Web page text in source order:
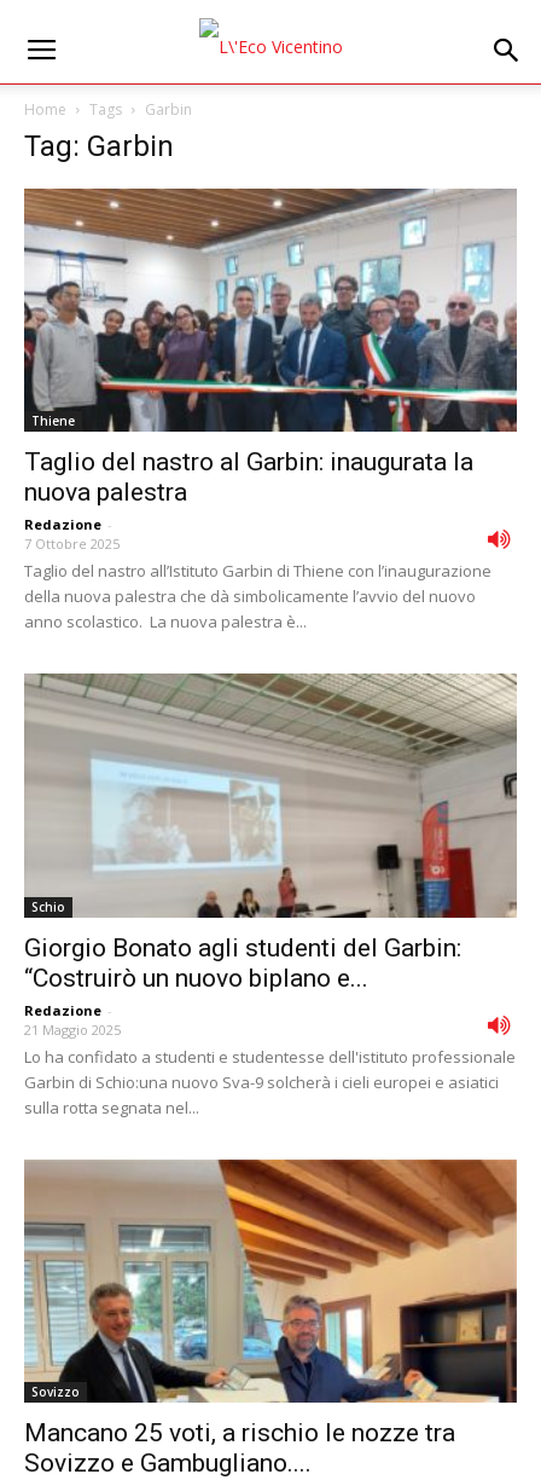
Home Tags Garbin
Tag: Garbin
Thiene
Taglio del nastro al Garbin: inaugurata la
nuova palestra
Redazione -
7 Ottobre 2025
Taglio del nastro all’Istituto Garbin di Thiene con l’inaugurazione
della nuova palestra che dà simbolicamente l’avvio del nuovo
anno scolastico. La nuova palestra è...
Schio
Giorgio Bonato agli studenti del Garbin:
“Costruirò un nuovo biplano e...
Redazione -
21 Maggio 2025
Lo ha confidato a studenti e studentesse dell'istituto professionale
Garbin di Schio:una nuovo Sva-9 solcherà i cieli europei e asiatici
sulla rotta segnata nel...
Sovizzo
Mancano 25 voti, a rischio le nozze tra
Sovizzo e Gambugliano....